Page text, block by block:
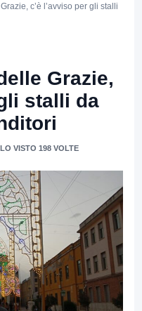
c’è l’avviso per gli stalli
Grazie,
stalli da
VISTO 198 VOLTE